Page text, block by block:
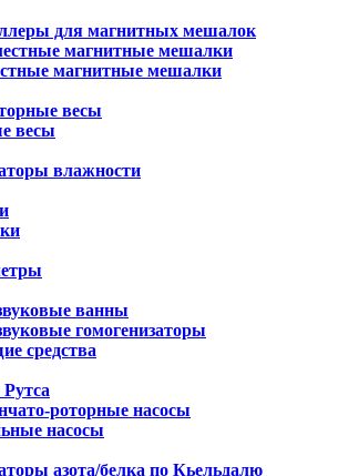
для магнитных мешалок
магнитные мешалки
магнитные мешалки
весы
весы
влажности
ванны
гомогенизаторы
средства
роторные насосы
насосы
азота/белка по Кьельдалю